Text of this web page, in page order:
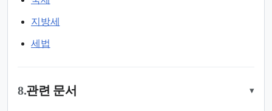
지방세
세법
8.관련 문서 ▾